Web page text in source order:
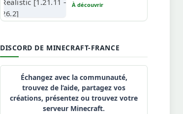
À découvrir
DISCORD DE MINECRAFT-FRANCE
Échangez avec la communauté,
trouvez de l’aide, partagez vos
créations, présentez ou trouvez votre
serveur Minecraft.